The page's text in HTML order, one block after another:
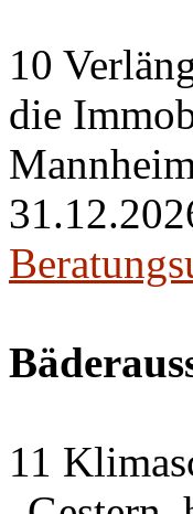
10
die
11